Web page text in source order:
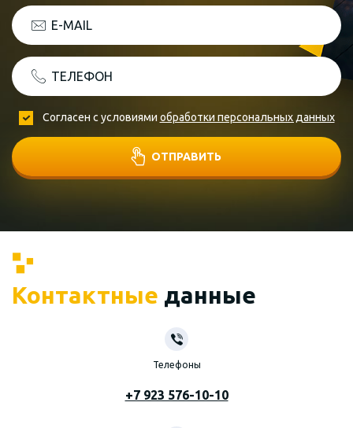
E-MAIL
ТЕЛЕФОН
Согласен с условиями обработки персональных данных
ОТПРАВИТЬ
Контактные данные
Телефоны
+7 923 576-10-10